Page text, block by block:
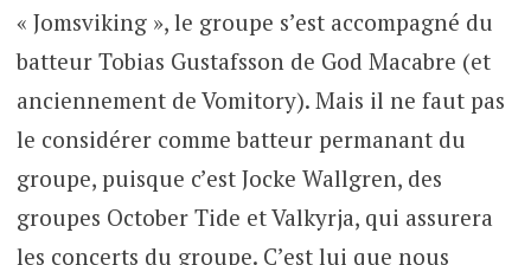
« Jomsviking », le groupe s’est accompagné du
batteur Tobias Gustafsson de God Macabre (et
anciennement de Vomitory). Mais il ne faut pas
le considérer comme batteur permanant du
groupe, puisque c’est Jocke Wallgren, des
groupes October Tide et Valkyrja, qui assurera
les concerts du groupe. C’est lui que nous